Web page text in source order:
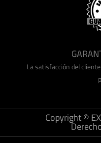
La satisfacción del
Copyright ©